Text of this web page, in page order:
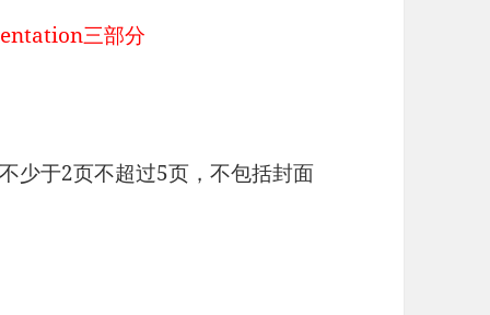
三部分
少于2页不超过5页，不包括封面